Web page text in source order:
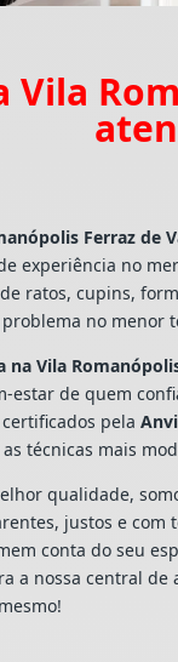
Ferraz de
experiência no
ratos, cupins,
no
na Vila
estar de quem
pela
técnicas mais
qualidade,
justos e
conta do seu
a nossa central de